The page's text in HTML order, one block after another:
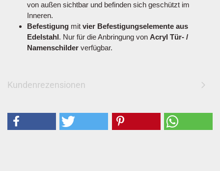
von außen sichtbar und befinden sich geschützt im
Inneren.
Befestigung mit vier Befestigungselemente aus
Edelstahl. Nur für die Anbringung von Acryl Tür- /
Namenschilder verfügbar.
Kundenrezensionen